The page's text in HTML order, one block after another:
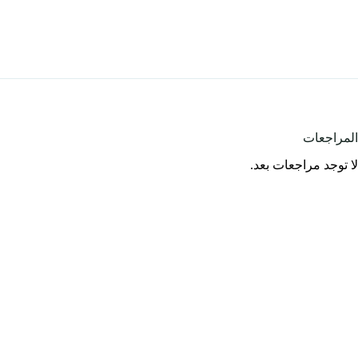
المراجعات
لا توجد مراجعات بعد.